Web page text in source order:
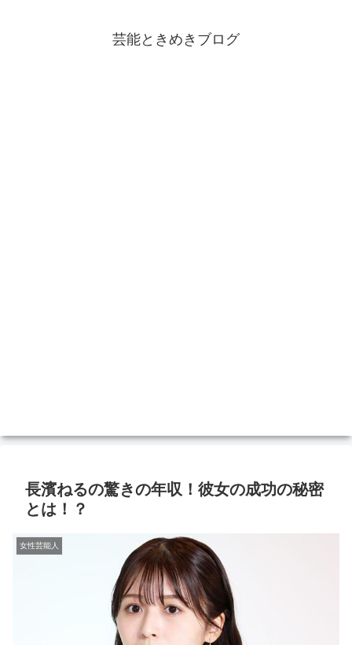
芸能ときめきブログ
長濱ねるの驚きの年収！彼女の成功の秘密
とは！？
女性芸能人